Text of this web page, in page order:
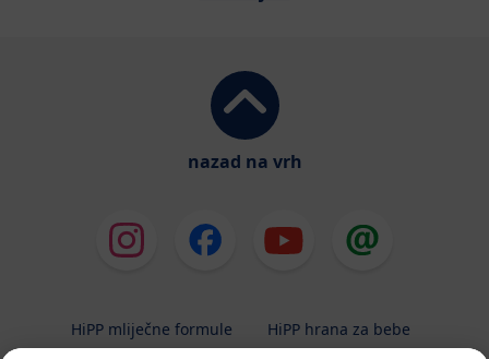
nazad na vrh
HiPP mliječne formule HiPP hrana za bebe